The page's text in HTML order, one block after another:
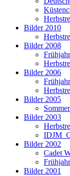
Bilder 2010
Bilder 2008
Bilder 2006
Bilder 2005
Bilder 2003
Bilder 2002
Cadet
Bilder 2001